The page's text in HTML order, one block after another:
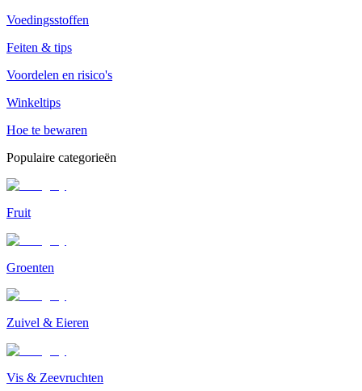
Voedingsstoffen
Feiten & tips
Voordelen en risico's
Winkeltips
Hoe te bewaren
Populaire categorieën
Fruit
Groenten
Zuivel & Eieren
Vis & Zeevruchten